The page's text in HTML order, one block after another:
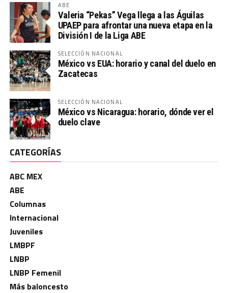
ABE
Valeria “Pekas” Vega llega a las Águilas
UPAEP para afrontar una nueva etapa en la
División I de la Liga ABE
SELECCIÓN NACIONAL
México vs EUA: horario y canal del duelo en
Zacatecas
SELECCIÓN NACIONAL
México vs Nicaragua: horario, dónde ver el
duelo clave
CATEGORÍAS
ABC MEX
ABE
Columnas
Internacional
Juveniles
LMBPF
LNBP
LNBP Femenil
Más baloncesto